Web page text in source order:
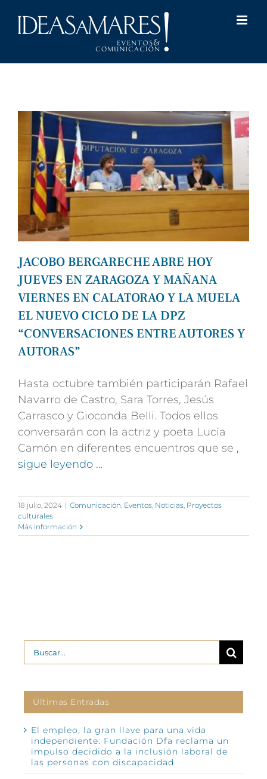
JACOBO BERGARECHE ABRE HOY
JUEVES EN ZARAGOZA Y MAÑANA
VIERNES EN CALATORAO Y LA MUELA
EL NUEVO CICLO DE LA DPZ
“CONVERSACIONES ENTRE AUTORES Y
AUTORAS”
Hasta octubre también participarán Rafael
Navarro de Castro, Sara Torres, Jesús
Carrasco y Gioconda Belli. Todos ellos
conversarán con la actriz y poeta Lucía
Camón en diferentes encuentros que se ,
sigue leyendo …
18 julio, 2024 | Comunicación, Eventos, Noticias, Proyectos
culturales
Más información
Buscar:
Últimas Entradas
El empleo, la gran llave para una vida
independiente: Fundación Dfa reclama un
impulso decidido a la inclusión laboral de
las personas con discapacidad